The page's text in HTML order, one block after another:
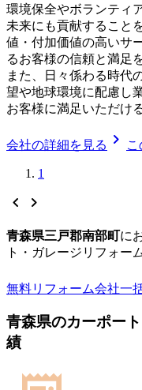
環境保全やボランティ
未来にも貢献すること
値・付加価値の高いサ
るお客様の信頼と満足
また、日々係わる時代
望や地球環境に配慮し
お客様に満足いただけ
会社の詳細を見る chevron_right
1
chevron_left chevron_right
青森県三戸郡南部町に
ト・ガレージリフォー
無料リフォーム会社一
青森県のカーポー
績